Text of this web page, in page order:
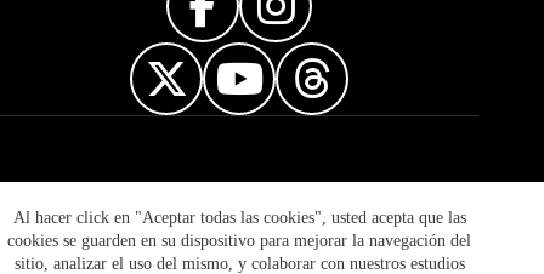
Al hacer click en "Aceptar todas las cookies", usted acepta que las
cookies se guarden en su dispositivo para mejorar la navegación del
sitio, analizar el uso del mismo, y colaborar con nuestros estudios